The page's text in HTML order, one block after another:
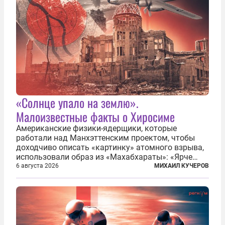
«Солнце упало на землю».
Малоизвестные факты о Хиросиме
Американские физики-ядерщики, которые
работали над Манхэттенским проектом, чтобы
доходчиво описать «картинку» атомного взрыва,
использовали образ из «Махабхараты»: «Ярче
тысячи солнц пылало это пламя». Не все жители
японских городов Хиросимы и Нагасаки, на
которых США в августе 1945 года поставили...
6 августа 2026 МИХАИЛ КУЧЕРОВ